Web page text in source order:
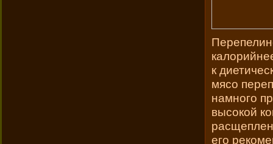
к
мясо
намного
высокой
его